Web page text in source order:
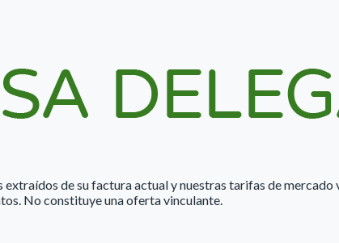
de su factura actual y nuestras tarifas de mercado
No constituye una oferta vinculante.